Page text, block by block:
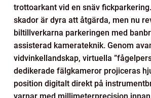
trottoarkant vid en snäv
skador är dyra att åtgärda, men nu
biltillverkarna parkeringen med
assisterad kamerateknik. Genom
vidvinkellandskap, virtuella
dedikerade fälgkameror projiceras
position digitalt direkt på